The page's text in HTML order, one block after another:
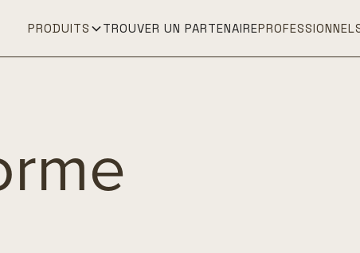
PRODUITS TROUVER UN PARTENAIRE